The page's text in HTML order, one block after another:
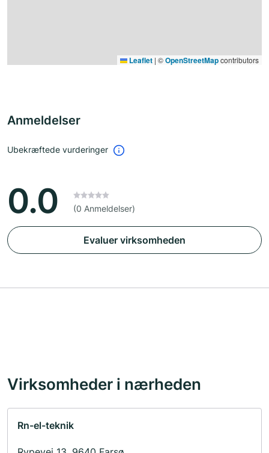
Leaflet | ©OpenStreetMapcontributors
Anmeldelser
Ubekræftede vurderinger
0.0 (0 Anmeldelser)
Evaluer virksomheden
Virksomheder i nærheden
Rn-el-teknik